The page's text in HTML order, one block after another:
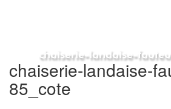
chaiserie-landaise-
chaiserie-landaise-
85_cote